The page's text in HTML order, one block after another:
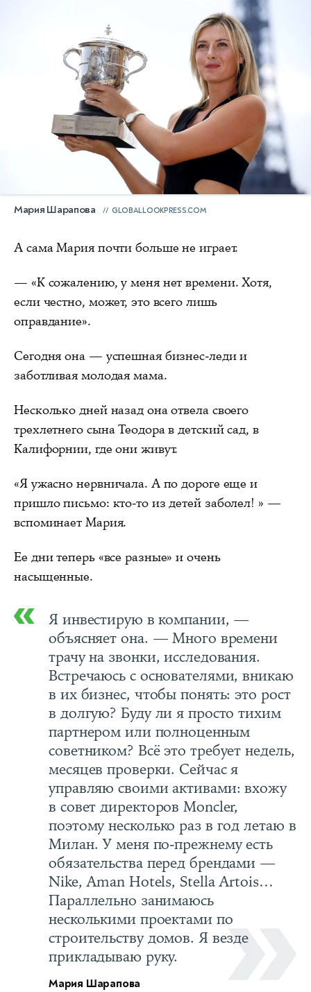
Мария Шарапова GLOBALLOOKPRESS.COM
А сама Мария почти больше не играет.
— «К сожалению, у меня нет времени. Хотя,
если честно, может, это всего лишь
оправдание».
Сегодня она — успешная бизнес-леди и
заботливая молодая мама.
Несколько дней назад она отвела своего
трехлетнего сына Теодора в детский сад, в
Калифорнии, где они живут.
«Я ужасно нервничала. А по дороге еще и
пришло письмо: кто-то из детей заболел! » —
вспоминает Мария.
Ее дни теперь «все разные» и очень
насыщенные.
Я инвестирую в компании, —
объясняет она. — Много времени
трачу на звонки, исследования.
Встречаюсь с основателями, вникаю
в их бизнес, чтобы понять: это рост
в долгую? Буду ли я просто тихим
партнером или полноценным
советником? Всё это требует недель,
месяцев проверки. Сейчас я
управляю своими активами: вхожу
в совет директоров Moncler,
поэтому несколько раз в год летаю в
Милан. У меня по-прежнему есть
обязательства перед брендами —
Nike, Aman Hotels, Stella Artois…
Параллельно занимаюсь
несколькими проектами по
строительству домов. Я везде
прикладываю руку.
Мария Шарапова